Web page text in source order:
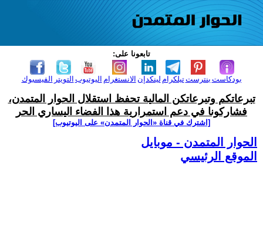
تابعونا على:
الفيسبوك التويتر اليوتيوب الانستغرام لينكدإن تيلكرامبنترست بودكاست
تبرعاتكم وتبرعاتكن المالية تحفظ استقلال الحوار المتمدن،
فشاركونا في دعم استمرارية هذا الفضاء اليساري الحر
[اشترك في قناة ‫«الحوار المتمدن» على اليوتيوب]
الحوار المتمدن - موبايل
الموقع الرئيسي